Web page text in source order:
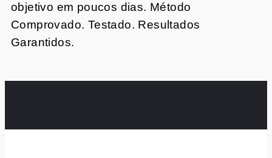
objetivo em poucos dias. Método
Comprovado. Testado. Resultados
Garantidos.